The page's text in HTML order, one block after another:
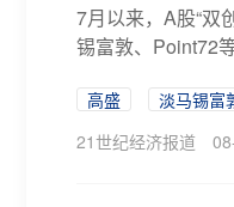
7月以来，A股“双
锡富敦、Point72
高盛 淡马锡富
21世纪经济报道